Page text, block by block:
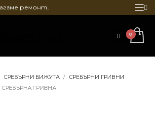
ремонт,
СРЕБЪРНИ БИЖУТА
СРЕБЪРНИ ГРИВНИ
СРЕБЪРНА ГРИВНА